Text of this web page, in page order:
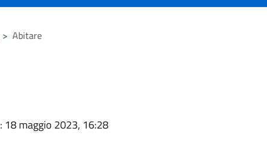
> Abitare
: 18 maggio 2023, 16:28